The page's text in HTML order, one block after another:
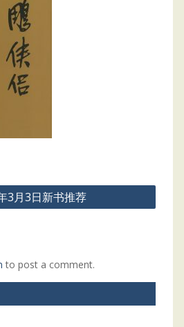
3月3日新书推荐
to post a comment.